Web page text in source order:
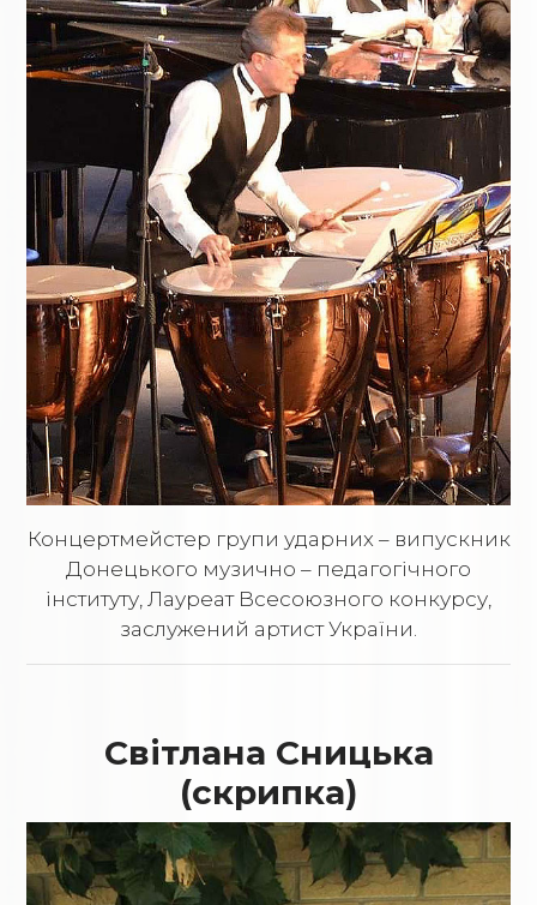
Концертмейстер групи ударних – випускник
Донецького музично – педагогічного
інституту, Лауреат Всесоюзного конкурсу,
заслужений артист України.
Світлана Сницька
(скрипка)